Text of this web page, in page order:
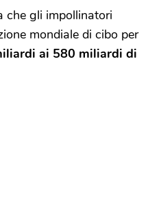
che gli impollinatori
mondiale di cibo per
ai 580 miliardi di